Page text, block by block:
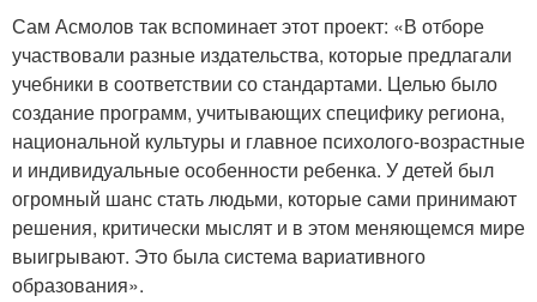
Сам Асмолов так вспоминает этот проект: «В отборе
участвовали разные издательства, которые предлагали
учебники в соответствии со стандартами. Целью было
создание программ, учитывающих специфику региона,
национальной культуры и главное психолого-возрастные
и индивидуальные особенности ребенка. У детей был
огромный шанс стать людьми, которые сами принимают
решения, критически мыслят и в этом меняющемся мире
выигрывают. Это была система вариативного
образования».